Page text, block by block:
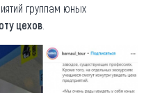
группам юных
цехов